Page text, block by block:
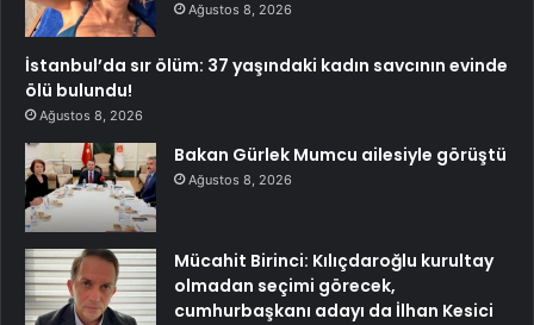
Ağustos 8, 2026
İstanbul’da sır ölüm: 37 yaşındaki kadın savcının evinde
ölü bulundu!
Ağustos 8, 2026
Bakan Gürlek Mumcu ailesiyle görüştü
Ağustos 8, 2026
Mücahit Birinci: Kılıçdaroğlu kurultay
olmadan seçimi görecek,
cumhurbaşkanı adayı da İlhan Kesici